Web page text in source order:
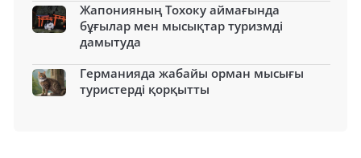
Жапонияның Тохоку аймағында
бұғылар мен мысықтар туризмді
дамытуда
Германияда жабайы орман мысығы
туристерді қорқытты